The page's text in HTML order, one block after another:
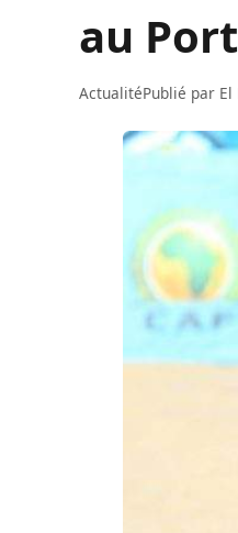
au
ActualitéPublié par El